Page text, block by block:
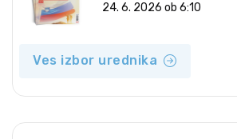
24. 6. 2026 ob 6:10
Ves izbor urednika